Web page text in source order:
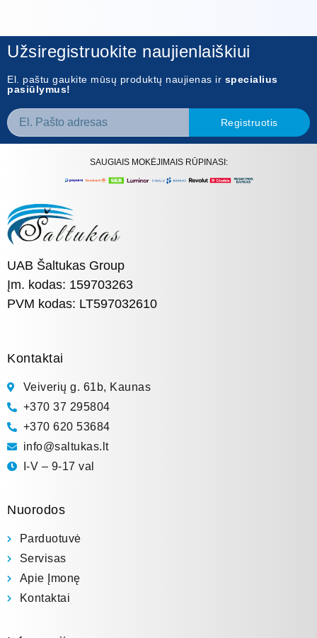
Užsiregistruokite naujienlaiškiui
El. paštu gaukite mūsų produktų naujienas ir specialius
pasiūlymus!
Registruotis
SAUGIAIS MOKĖJIMAIS RŪPINASI:
UAB Šaltukas Group
Įm. kodas: 159703263
PVM kodas: LT597032610
Kontaktai
Veiverių g. 61b, Kaunas
+370 37 295804
+370 620 53684
info@saltukas.lt
I-V – 9-17 val
Nuorodos
Parduotuvė
Servisas
Apie Įmonę
Kontaktai